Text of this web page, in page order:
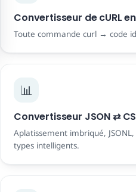
Convertisseur de cURL
Toute commande curl → code
📊
Convertisseur JSON ⇄
Aplatissement imbriqué,
types intelligents.